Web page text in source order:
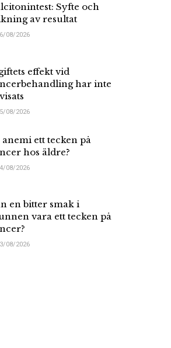
Syfte och
av resultat
08/2026
effekt vid
har inte
08/2026
ett tecken på
hos äldre?
08/2026
en bitter smak i
vara ett tecken på
08/2026